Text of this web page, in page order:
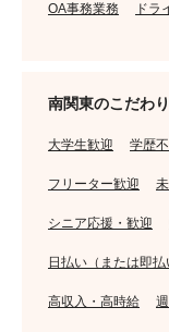
OA事務業務 ドラ
南関東のこだわ
大学生歓迎 学歴
フリーター歓迎
シニア応援・歓迎
日払い（または即払
高収入・高時給